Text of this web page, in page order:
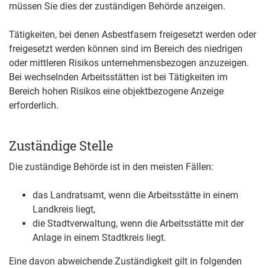
müssen Sie dies der zuständigen Behörde anzeigen.
Tätigkeiten, bei denen Asbestfasern freigesetzt werden oder
freigesetzt werden können sind im Bereich des niedrigen
oder mittleren Risikos unternehmensbezogen anzuzeigen.
Bei wechselnden Arbeitsstätten ist bei Tätigkeiten im
Bereich hohen Risikos eine objektbezogene Anzeige
erforderlich.
Zuständige Stelle
Die zuständige Behörde ist in den meisten Fällen:
das Landratsamt, wenn die Arbeitsstätte in einem
Landkreis liegt,
die Stadtverwaltung, wenn die Arbeitsstätte mit der
Anlage in einem Stadtkreis liegt.
Eine davon abweichende Zuständigkeit gilt in folgenden